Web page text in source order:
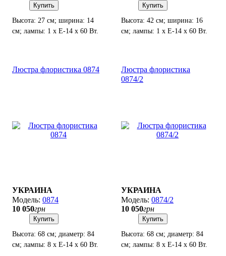
Купить
Высота: 27 см; ширина: 14
см; лампы: 1 х Е-14 х 60 Вт.
Купить
Высота: 42 см; ширина: 16
см; лампы: 1 х Е-14 х 60 Вт.
Люстра флористика 0874
УКРАИНА
0874
10 050грн
Купить
Высота: 68 см; диаметр: 84
см; лампы: 8 х Е-14 х 60 Вт.
Люстра флористика
0874/2
УКРАИНА
0874/2
10 050грн
Купить
Высота: 68 см; диаметр: 84
см; лампы: 8 х Е-14 х 60 Вт.